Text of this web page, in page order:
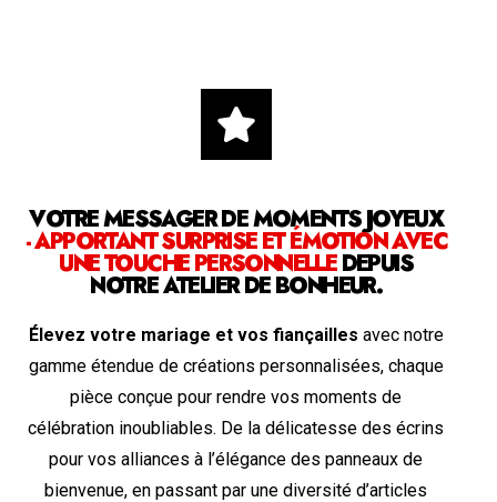
VOTRE MESSAGER DE MOMENTS JOYEUX
- APPORTANT SURPRISE ET ÉMOTION AVEC
UNE TOUCHE PERSONNELLEDEPUIS
NOTRE ATELIER DE BONHEUR.
Élevez votre mariage et vos fiançailles avec notre
gamme étendue de créations personnalisées, chaque
pièce conçue pour rendre vos moments de
célébration inoubliables. De la délicatesse des écrins
pour vos alliances à l’élégance des panneaux de
bienvenue, en passant par une diversité d’articles